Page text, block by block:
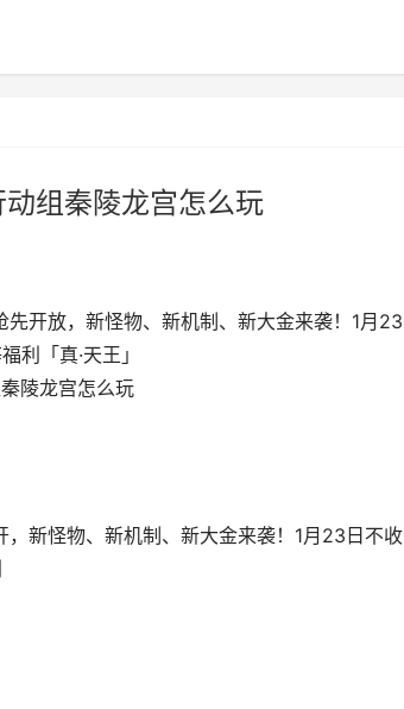
组秦陵龙宫怎么玩
开放，新怪物、新机制、新大金来袭！1月23
利「真·天王」
陵龙宫怎么玩
新怪物、新机制、新大金来袭！1月23日不收